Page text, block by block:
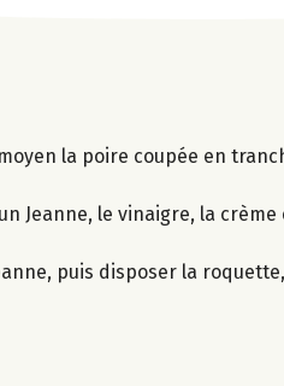
la poire coupée en
Jeanne, le vinaigre, la
puis disposer la